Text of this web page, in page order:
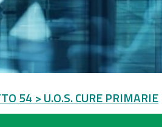
54 > U.O.S. CURE PRIMARIE